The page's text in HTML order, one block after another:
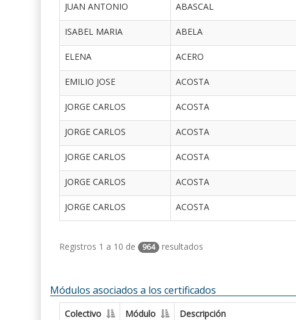
JUAN ANTONIO ABASCAL
ISABEL MARIA ABELA
ELENA ACERO
EMILIO JOSE ACOSTA
JORGE CARLOS ACOSTA
JORGE CARLOS ACOSTA
JORGE CARLOS ACOSTA
JORGE CARLOS ACOSTA
JORGE CARLOS ACOSTA
Registros 1 a 10 de 964 resultados
Módulos asociados a los certificados
Colectivo Módulo
Descripción